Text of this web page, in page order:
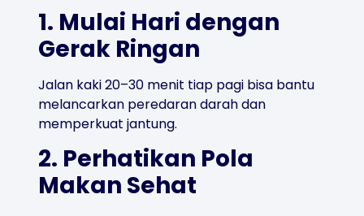
1. Mulai Hari dengan
Gerak Ringan
Jalan kaki 20–30 menit tiap pagi bisa bantu
melancarkan peredaran darah dan
memperkuat jantung.
2. Perhatikan Pola
Makan Sehat